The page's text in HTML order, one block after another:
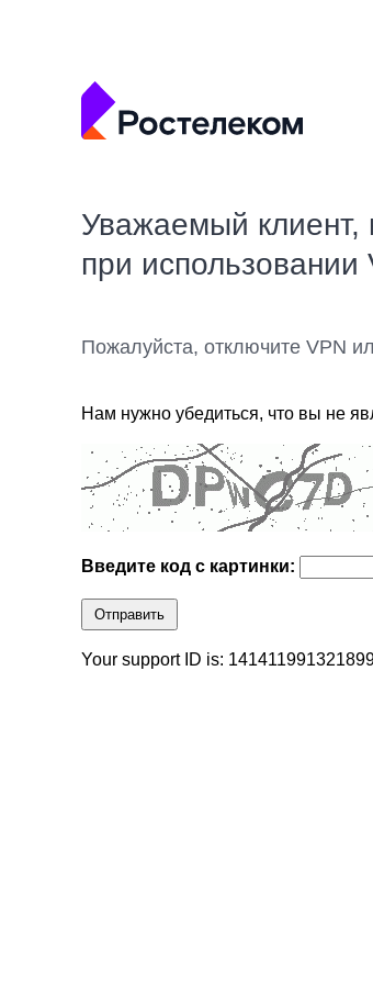
Уважаемый клиент,
при использовании
Пожалуйста, отключите VPN
Нам нужно убедиться, что вы не
Введите код с картинки:
Отправить
Your support ID is: